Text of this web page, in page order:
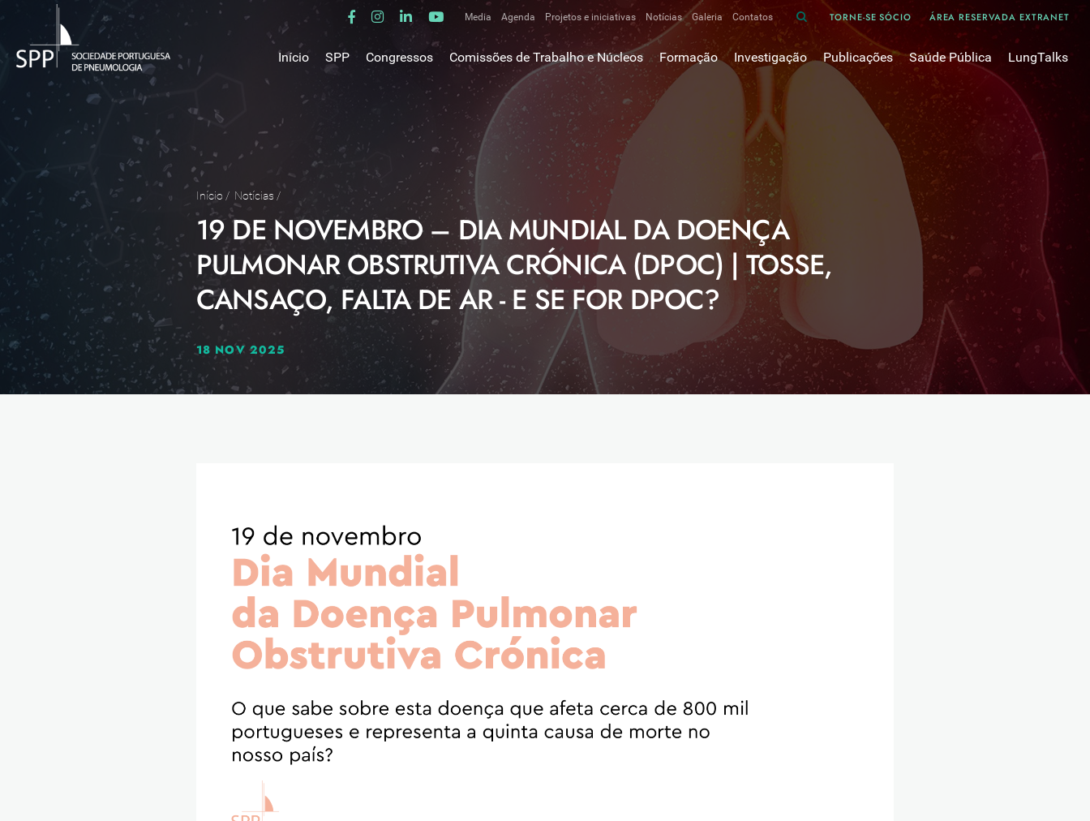
Media
Comunicados de imprensa
Clipping
Agenda Projetos e iniciativas Notícias Galeria Contatos TORNE-SE SÓCIO ÁREA RESERVADA EXTRANET
Início SPP
Mensagem do Presidente
Estrutura
Estatutos
Núcleo Museológico
Parceiros
Como tornar-se sócio
Medalhas de ouro SPP
Congressos Comissões de Trabalho e Núcleos
Comissões de trabalho
Alergologia Respiratória
Bronquiectasias
Cirurgia Torácica
Doente Crítico Respiratório
Doenças do Interstício Pulmonar
Doenças Ocupacionais e do Ambiente
Doenças Vasculares Pulmonares
Fisiopatologia Respiratória e DPOC
Infecciologia Respiratória
Patologia Respiratória do Sono
Pneumologia Oncológica
Reabilitação Respiratória
Tabagismo
Núcleo de Estudo de Fibrose Quística
Formação
Hot Topics em Pneumologia
Fórum das Comissões de Trabalho
Investigação
Bases de dados
Prémios e Bolsas
Projectos de Investigação
Publicações
Divulgação
Oxigénio
Revistas Científicas
Pulmonology
Pesquisa Bibliográfica
Revistas Médicas
Revisões, Recomendações e Tomadas de Posição
50 anos Sociedade Portuguesa de Pneumologia
Saúde Pública
Cuidados Respiratórios Domiciliários
DPOC
Pneumonia
Tuberculose
LungTalks
Início / Notícias /
19 DE NOVEMBRO – DIA MUNDIAL DA DOENÇA
PULMONAR OBSTRUTIVA CRÓNICA (DPOC) | TOSSE,
CANSAÇO, FALTA DE AR - E SE FOR DPOC?
18 NOV 2025